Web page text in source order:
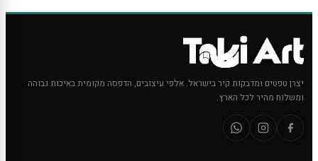
יצרן טפטים ומדבקות קיר בישראל. אלפי עיצובים, הדפסה מקומית באיכות גבוהה
ומשלוח מהיר לכל הארץ.